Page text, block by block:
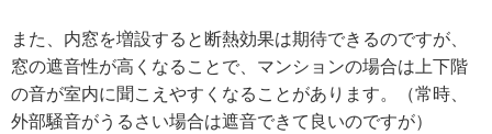
また、内窓を増設すると断熱効果は期待できるのですが、
窓の遮音性が高くなることで、マンションの場合は上下階
の音が室内に聞こえやすくなることがあります。（常時、
外部騒音がうるさい場合は遮音できて良いのですが）